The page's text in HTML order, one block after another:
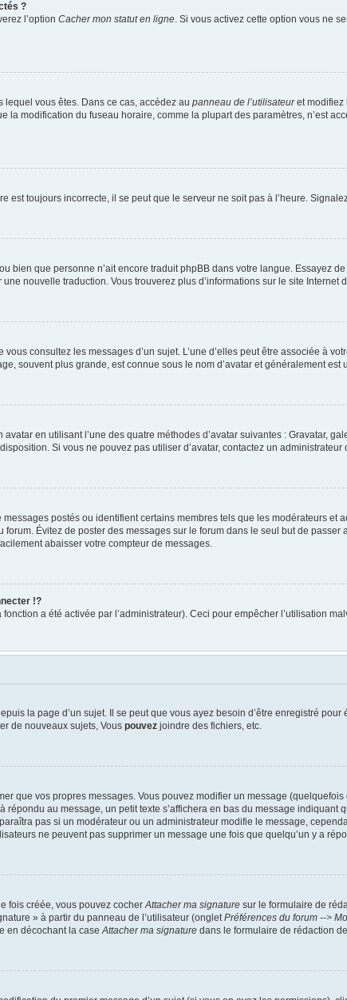
?
l’option Cacher mon statut en ligne. Si vous activez cette option vous ne
lequel vous êtes. Dans ce cas, accédez au panneau de l’utilisateuret modifiez
la modification du fuseau horaire, comme la plupart des paramètres, n’est
est toujours incorrecte, il se peut que le serveur ne soit pas à l’heure.
bien que personne n’ait encore traduit phpBB dans votre langue. Essayez
nouvelle traduction. Vous trouverez plus d’informations sur le site Internet
consultez les messages d’un sujet. L’une d’elles peut être associée à
souvent plus grande, est connue sous le nom d’avatar et généralement
en utilisant l’une des quatre méthodes d’avatar suivantes : Gravatar,
Si vous ne pouvez pas utiliser d’avatar, contactez un administrateur
postés ou identifient certains membres tels que les modérateurs et
Évitez de poster des messages sur le forum dans le seul but de
abaisser votre compteur de messages.
!?
a été activée par l’administrateur). Ceci pour empêcher l’utilisation
la page d’un sujet. Il se peut que vous ayez besoin d’être enregistré
de nouveaux sujets, Vous pouvez joindre des fichiers, etc.
que vos propres messages. Vous pouvez modifier un message
au message, un petit texte s’affichera en bas du message indiquant
pas si un modérateur ou un administrateur modifie le message,
ne peuvent pas supprimer un message une fois que quelqu’un y a
fois créée, vous pouvez cocherAttacher ma signature sur le formulaire de
» à partir du panneau de l’utilisateur (ongletPréférences du forum -->
en décochant la caseAttacher ma signature dans le formulaire de rédaction